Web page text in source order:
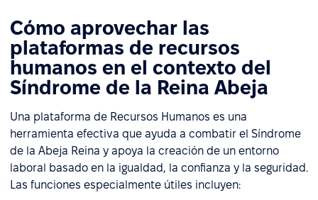
Cómo aprovechar las
plataformas de recursos
humanos en el contexto del
Síndrome de la Reina Abeja
Una plataforma de Recursos Humanos es una
herramienta efectiva que ayuda a combatir el Síndrome
de la Abeja Reina y apoya la creación de un entorno
laboral basado en la igualdad, la confianza y la seguridad.
Las funciones especialmente útiles incluyen: